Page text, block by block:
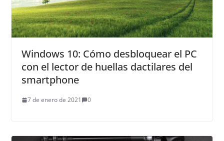
Windows 10: Cómo desbloquear el PC
con el lector de huellas dactilares del
smartphone
7 de enero de 2021 0